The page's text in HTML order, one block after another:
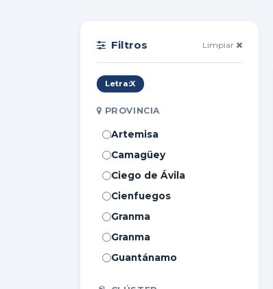
Filtros Limpiar
Letra:X
PROVINCIA
Artemisa
Camagüey
Ciego de Ávila
Cienfuegos
Granma
Granma
Guantánamo